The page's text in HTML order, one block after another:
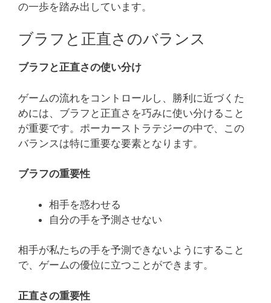
の一歩を踏み出しています。
ブラフと正直さのバランス
ブラフと正直さの使い分け
ゲームの流れをコントロールし、勝利に近づくた
めには、ブラフと正直さを巧みに使い分けること
が重要です。ポーカーストラテジーの中で、この
バランスは特に重要な要素となります。
ブラフの重要性
相手を惑わせる
自分の手を予測させない
相手が私たちの手を予測できないようにすること
で、ゲームの優位に立つことができます。
正直さの重要性